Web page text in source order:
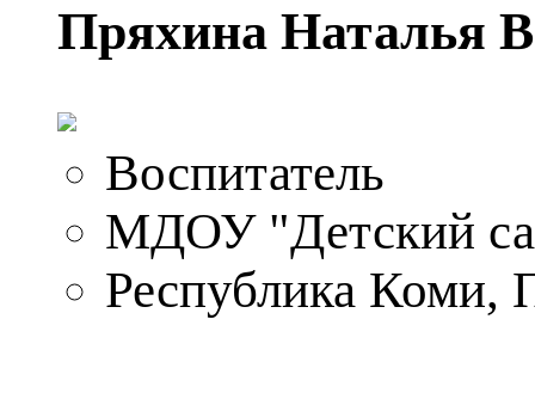
Пряхина Наталья
Воспитатель
МДОУ "Детский
Республика Коми,